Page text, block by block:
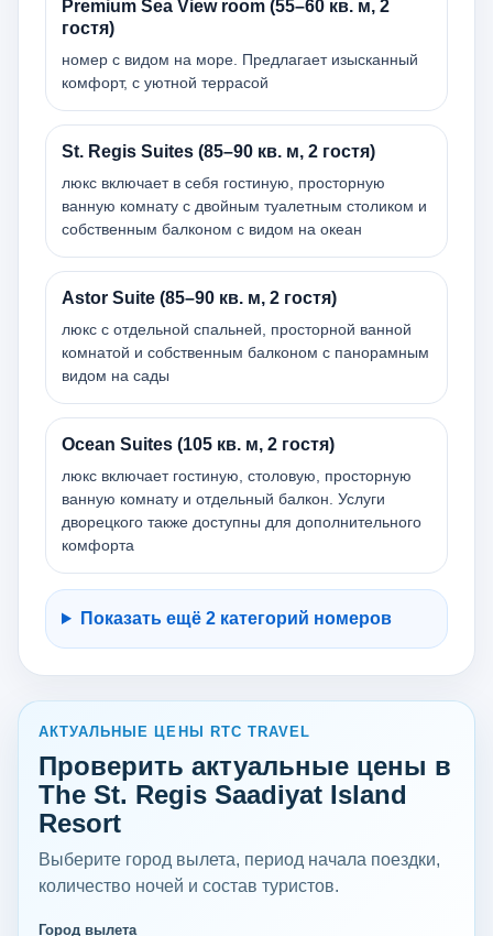
Premium Sea View room (55–60 кв. м, 2
гостя)
номер с видом на море. Предлагает изысканный
комфорт, с уютной террасой
St. Regis Suites (85–90 кв. м, 2 гостя)
люкс включает в себя гостиную, просторную
ванную комнату с двойным туалетным столиком и
собственным балконом с видом на океан
Astor Suite (85–90 кв. м, 2 гостя)
люкс с отдельной спальней, просторной ванной
комнатой и собственным балконом с панорамным
видом на сады
Ocean Suites (105 кв. м, 2 гостя)
люкс включает гостиную, столовую, просторную
ванную комнату и отдельный балкон. Услуги
дворецкого также доступны для дополнительного
комфорта
Показать ещё 2 категорий номеров
АКТУАЛЬНЫЕ ЦЕНЫ RTC TRAVEL
Проверить актуальные цены в
The St. Regis Saadiyat Island
Resort
Выберите город вылета, период начала поездки,
количество ночей и состав туристов.
Город вылета